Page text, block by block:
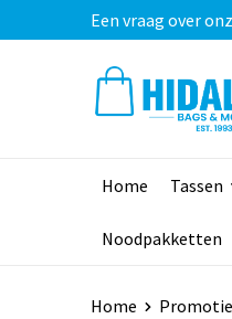
Een vraag over
Home Tassen
Noodpakketten
Home